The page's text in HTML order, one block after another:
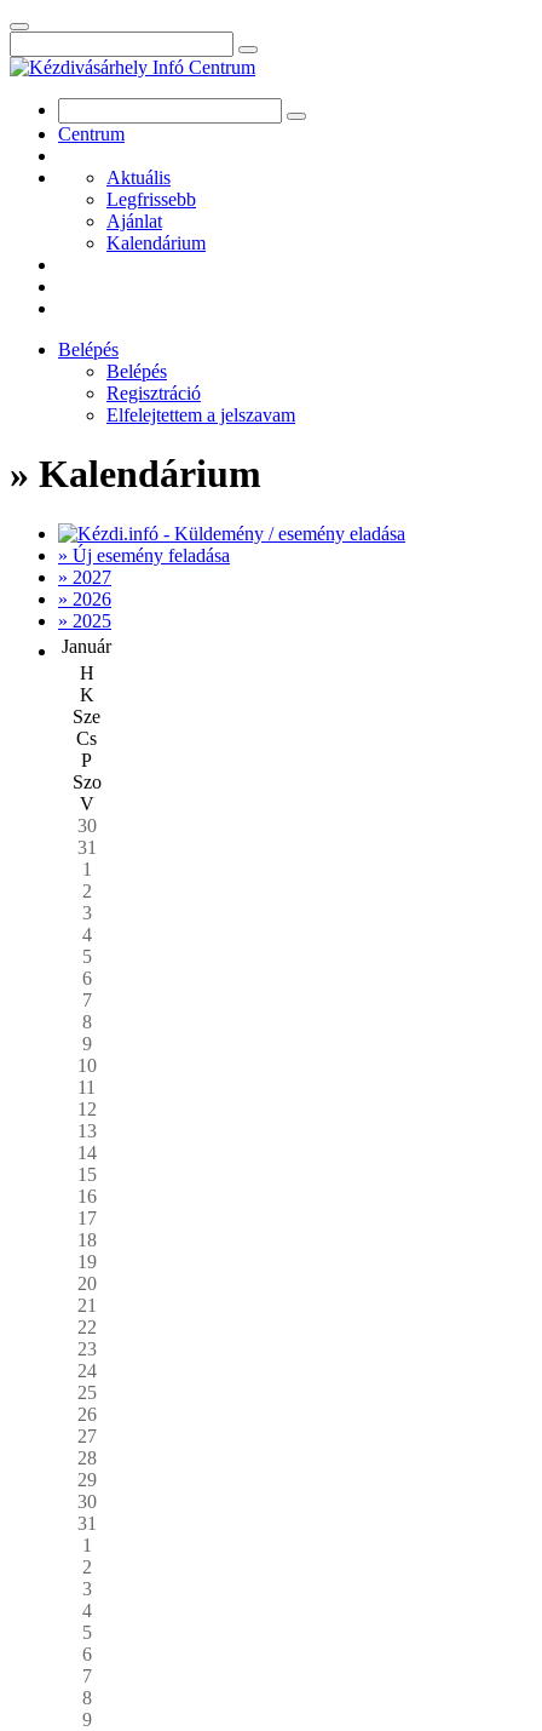
Centrum
Aktuális
Legfrissebb
Ajánlat
Kalendárium
Belépés
Belépés
Regisztráció
Elfelejtettem a jelszavam
» Kalendárium
» Új esemény feladása
» 2027
» 2026
» 2025
Január
H
K
Sze
Cs
P
Szo
V
30
31
1
2
3
4
5
6
7
8
9
10
11
12
13
14
15
16
17
18
19
20
21
22
23
24
25
26
27
28
29
30
31
1
2
3
4
5
6
7
8
9